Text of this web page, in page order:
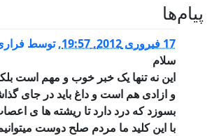
پيام‌ها
17 فبروری 2012, 19:57 ,توسط
سلام
این نه تنها یک خبر خوب و مهم است
و ازادی هم است و داغ باید در جای
بسوزد که درد دارد تا ریشته ها ی
با این کلید ما مردم صلح دوست